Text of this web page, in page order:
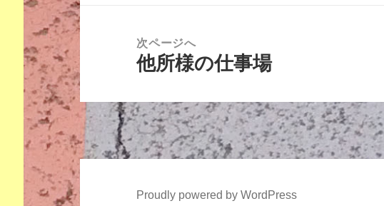
ゲ
ー
ョ
次ページへ
次
投
稿:
他所様の仕事場
Proudly powered by WordPress